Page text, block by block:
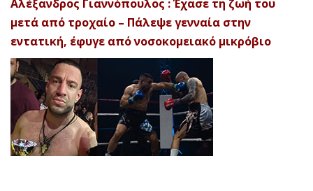
Αλέξανδρος Γιαννόπουλος : Έχασε τη ζωή του
μετά από τροχαίο – Πάλεψε γενναία στην
εντατική, έφυγε από νοσοκομειακό μικρόβιο